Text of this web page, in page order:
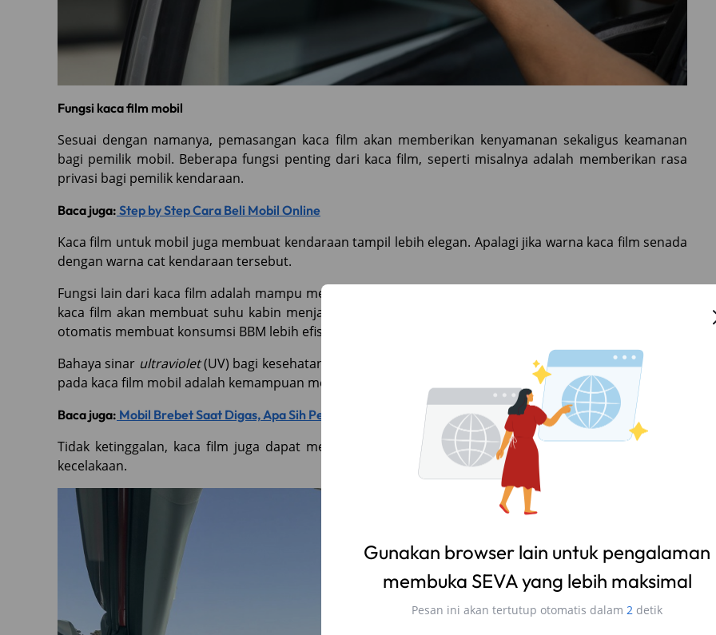
Gunakan browser lain untuk pengalaman
membuka SEVA yang lebih maksimal
Pesan ini akan tertutup otomatis dalam 1 detik
Fungsi kaca film mobil
Sesuai dengan namanya, pemasangan kaca film akan memberikan kenyamanan sekaligus keamanan
bagi pemilik mobil. Beberapa fungsi penting dari kaca film, seperti misalnya adalah memberikan rasa
privasi bagi pemilik kendaraan.
Baca juga: Step by Step Cara Beli Mobil Online
Kaca film untuk mobil juga membuat kendaraan tampil lebih elegan. Apalagi jika warna kaca film senada
dengan warna cat kendaraan tersebut.
Fungsi lain dari kaca film adalah mampu mengirit konsumsi bahan bakar kendaraan. Secara sederhana,
kaca film akan membuat suhu kabin menjadi lebih sejuk. Hal ini membuat kinerja AC lebih ringan dan
otomatis membuat konsumsi BBM lebih efisien.
Bahaya sinar ultraviolet(UV) bagi kesehatan tentu sudah jamak diketahui. Nah, salah satu fitur yang ada
pada kaca film mobil adalah kemampuan menyaring paparan sinar UV.
Baca juga: Mobil Brebet Saat Digas, Apa Sih Penyebabnya?
Tidak ketinggalan, kaca film juga dapat mengurangi cidera karena terkena pecahan kaca saat terjadi
kecelakaan.